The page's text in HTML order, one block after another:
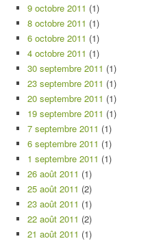
9 octobre 2011 (1)
8 octobre 2011 (1)
6 octobre 2011 (1)
4 octobre 2011 (1)
30 septembre 2011 (1)
23 septembre 2011 (1)
20 septembre 2011 (1)
19 septembre 2011 (1)
7 septembre 2011 (1)
6 septembre 2011 (1)
1 septembre 2011 (1)
26 août 2011 (1)
25 août 2011 (2)
23 août 2011 (1)
22 août 2011 (2)
21 août 2011 (1)